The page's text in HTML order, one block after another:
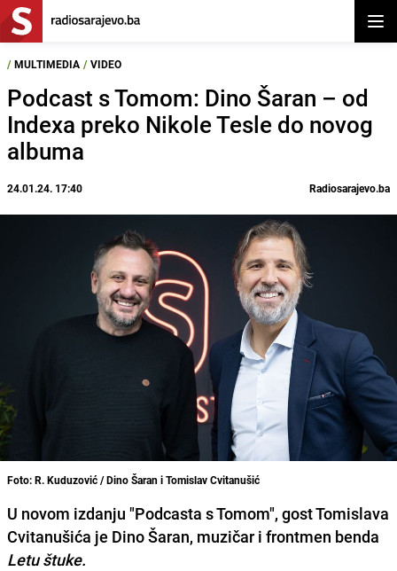
/ MULTIMEDIA / VIDEO
Podcast s Tomom: Dino Šaran – od
Indexa preko Nikole Tesle do novog
albuma
24.01.24. 17:40 Radiosarajevo.ba
Foto: R. Kuduzović / Dino Šaran i Tomislav Cvitanušić
U novom izdanju "Podcasta s Tomom", gost Tomislava
Cvitanušića je Dino Šaran, muzičar i frontmen benda
Letu štuke.